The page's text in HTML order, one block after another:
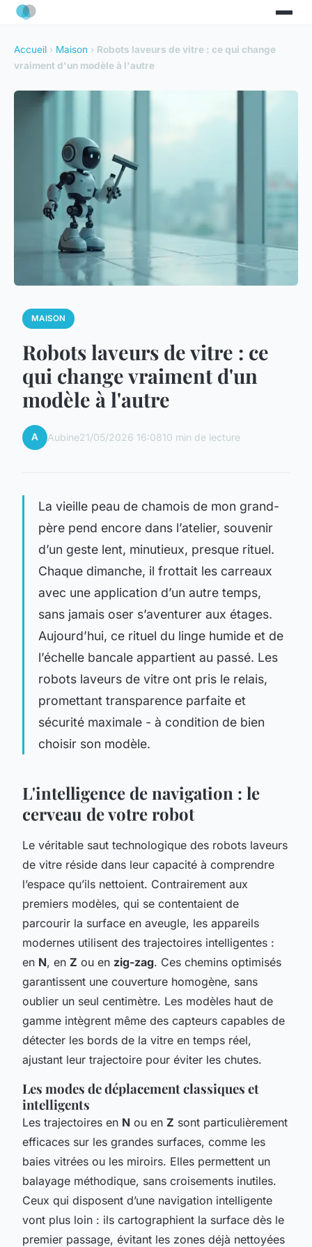
Accueil › Maison › Robots laveurs de vitre : ce qui change
vraiment d'un modèle à l'autre
MAISON
Robots laveurs de vitre : ce
qui change vraiment d'un
modèle à l'autre
A Aubine21/05/2026 16:0810 min de lecture
La vieille peau de chamois de mon grand-
père pend encore dans l’atelier, souvenir
d’un geste lent, minutieux, presque rituel.
Chaque dimanche, il frottait les carreaux
avec une application d’un autre temps,
sans jamais oser s’aventurer aux étages.
Aujourd’hui, ce rituel du linge humide et de
l’échelle bancale appartient au passé. Les
robots laveurs de vitre ont pris le relais,
promettant transparence parfaite et
sécurité maximale - à condition de bien
choisir son modèle.
L'intelligence de navigation : le
cerveau de votre robot
Le véritable saut technologique des robots laveurs
de vitre réside dans leur capacité à comprendre
l’espace qu’ils nettoient. Contrairement aux
premiers modèles, qui se contentaient de
parcourir la surface en aveugle, les appareils
modernes utilisent des trajectoires intelligentes :
en N, en Z ou en zig-zag. Ces chemins optimisés
garantissent une couverture homogène, sans
oublier un seul centimètre. Les modèles haut de
gamme intègrent même des capteurs capables de
détecter les bords de la vitre en temps réel,
ajustant leur trajectoire pour éviter les chutes.
Les modes de déplacement classiques et
intelligents
Les trajectoires en N ou en Z sont particulièrement
efficaces sur les grandes surfaces, comme les
baies vitrées ou les miroirs. Elles permettent un
balayage méthodique, sans croisements inutiles.
Ceux qui disposent d’une navigation intelligente
vont plus loin : ils cartographient la surface dès le
premier passage, évitant les zones déjà nettoyées